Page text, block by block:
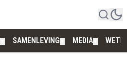
SAMENLEVING MEDIA